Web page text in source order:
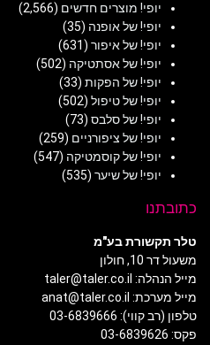
יופי! מוצרים חדשים (2,566)
יופי! של אופנה (35)
יופי! של איפור (631)
יופי! של אסתטיקה (502)
יופי! של הפקות (33)
יופי! של טיפול (502)
יופי! של סלבס (73)
יופי! של ציפורניים (259)
יופי! של קוסמטיקה (547)
יופי! של שיער (535)
כתובתנו
טלר תקשורת בע"מ
משעול דר 10, חולון
מייל הנהלה: taler@taler.co.il
מייל מערכת: anat@taler.co.il
טלפון (רב קווי): 03-6839666
פקס: 03-6839626